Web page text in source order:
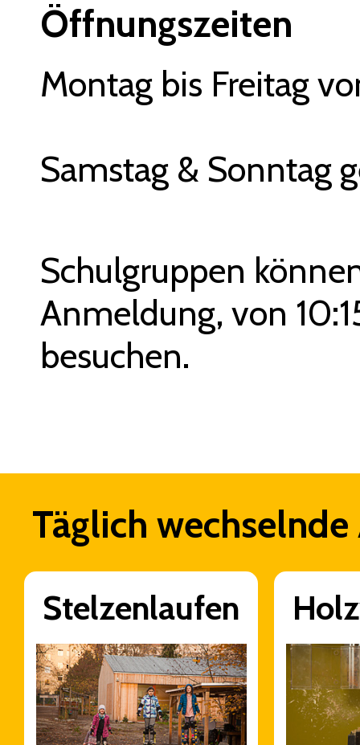
Öffnungszeiten
Montag bis Freitag
Samstag & Sonntag
Schulgruppen
Anmeldung, von
besuchen.
Täglich
Stelzenlaufen